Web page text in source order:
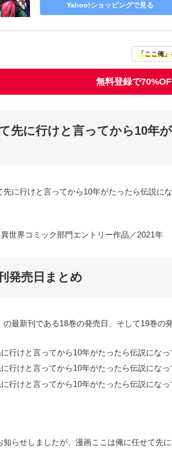
Yahoo!ショッピングで見る
「ここ俺
無料登録で
先に行けと言ってから10年
先に行けと言ってから10年がたったら伝説に
異世界コミック部門エントリー作品／2021年
発売日まとめ
最新刊である18巻の発売日、そして19巻の
に行けと言ってから10年がたったら伝説にな
に行けと言ってから10年がたったら伝説にな
に行けと言ってから10年がたったら伝説にな
知らせしましたが、漫画ここは俺に任せて先